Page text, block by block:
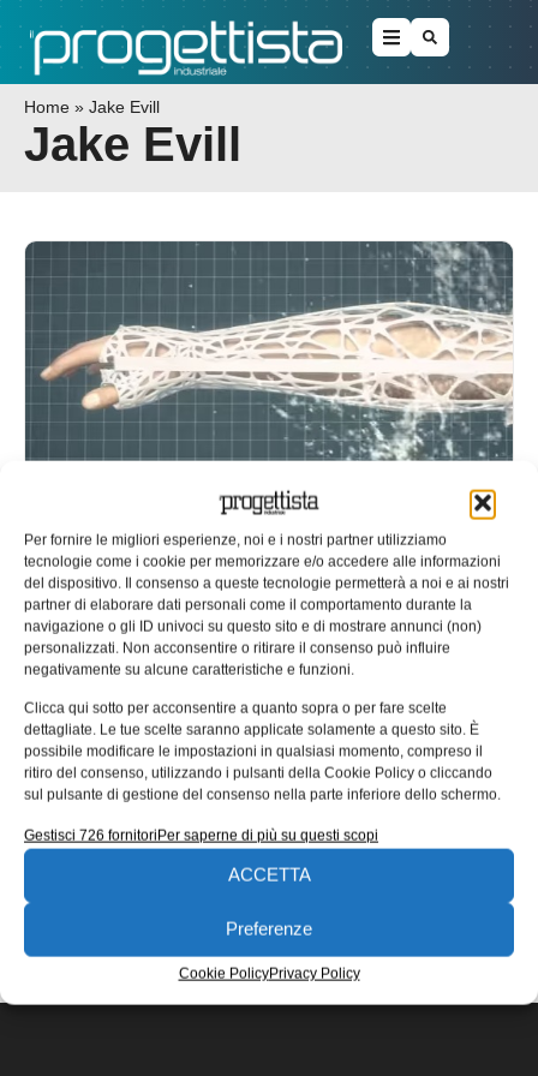
Per fornire le migliori esperienze, noi e i nostri partner utilizziamo
tecnologie come i cookie per memorizzare e/o accedere alle informazioni
del dispositivo. Il consenso a queste tecnologie permetterà a noi e ai nostri
partner di elaborare dati personali come il comportamento durante la
navigazione o gli ID univoci su questo sito e di mostrare annunci (non)
personalizzati. Non acconsentire o ritirare il consenso può influire
negativamente su alcune caratteristiche e funzioni.
Clicca qui sotto per acconsentire a quanto sopra o per fare scelte
dettagliate. Le tue scelte saranno applicate solamente a questo sito. È
possibile modificare le impostazioni in qualsiasi momento, compreso il
ritiro del consenso, utilizzando i pulsanti della Cookie Policy o cliccando
sul pulsante di gestione del consenso nella parte inferiore dello schermo.
Gestisci 726 fornitoriPer saperne di più su questi scopi
ACCETTA
Preferenze
Cookie PolicyPrivacy Policy
Home » Jake Evill
Jake Evill
Gesso 3D, progettazione e stampa
in ortopedia
E’ in pratica un gesso 3D, si chiama “Gesso corteccia” ed
è stato ideato dallo studente neozelandese Jake Evill che
si
27/09/2016
EDICOLA WEB